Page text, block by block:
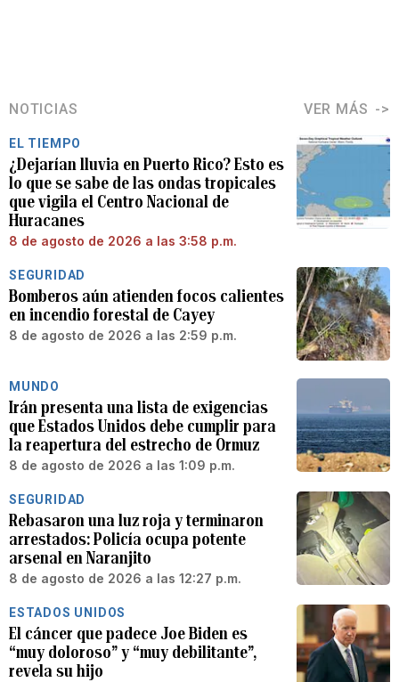
NOTICIAS VER MÁS
EL TIEMPO
¿Dejarían lluvia en Puerto Rico? Esto es
lo que se sabe de las ondas tropicales
que vigila el Centro Nacional de
Huracanes
8 de agosto de 2026 a las 3:58 p.m.
SEGURIDAD
Bomberos aún atienden focos calientes
en incendio forestal de Cayey
8 de agosto de 2026 a las 2:59 p.m.
MUNDO
Irán presenta una lista de exigencias
que Estados Unidos debe cumplir para
la reapertura del estrecho de Ormuz
8 de agosto de 2026 a las 1:09 p.m.
SEGURIDAD
Rebasaron una luz roja y terminaron
arrestados: Policía ocupa potente
arsenal en Naranjito
8 de agosto de 2026 a las 12:27 p.m.
ESTADOS UNIDOS
El cáncer que padece Joe Biden es
“muy doloroso” y “muy debilitante”,
revela su hijo